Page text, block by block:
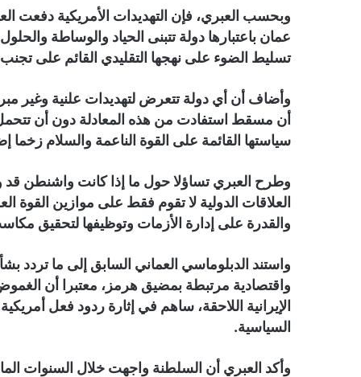
وبحسب العبري، فإن التهديدات الأمريكية دفعت
عمان باعتبارها دولة تتبنى الحياد والوساطة
تسليط الضوء على نهجها التقليدي القائم على
وأضاف أن أي دولة تتعرض لتهديدات علنية وغير
أن مسقط استفادت من هذه المعادلة دون أن
سياستها القائمة على القوة الناعمة والسلام زخما
وطرح العبري تساؤلا حول ما إذا كانت واشنطن قد
العلاقات الدولية لا تقوم فقط على موازين القوة
والقدرة على إدارة الأزمات وتوظيفها لتحقيق
واستند الدبلوماسي العماني السابق إلى ما تردد
واقتصادية مرتبطة بمضيق هرمز، معتبرا أن
الإيرانية اللاحقة، ساهم في إثارة ردود فعل
السياسية.
وأكد العبري أن السلطنة واجهت خلال السنوات